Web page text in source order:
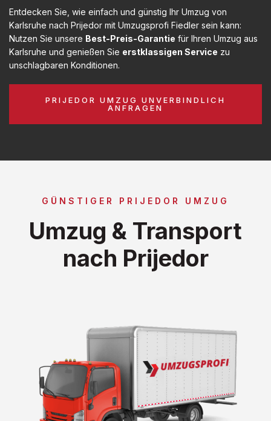
Entdecken Sie, wie einfach und günstig Ihr Umzug von
Karlsruhe nach Prijedor mit Umzugsprofi Fiedler sein kann:
Nutzen Sie unsere Best-Preis-Garantie für Ihren Umzug aus
Karlsruhe und genießen Sie erstklassigen Service zu
unschlagbaren Konditionen.
PRIJEDOR UMZUG UNVERBINDLICH
ANFRAGEN
GÜNSTIGER PRIJEDOR UMZUG
Umzug & Transport
nach Prijedor